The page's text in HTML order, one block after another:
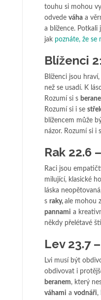
touhu si mohou
odvede váha a
a blížence. Potkali
jak poznáte, že se
Blíženci
Blíženci jsou
než se usadí. K
Rozumí si s
Rozumí si i se
blížencem může
názor. Rozumí si i s
Rak 22.6
Raci jsou
milující, klasické
láska
s raky, ale mohou
pannami a
někdy přelétavé
Lev 23.7
Lvi musí být
obdivovat i
beranem, který
váhami a vodnáři,